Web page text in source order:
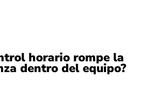
horario rompe la
dentro del equipo?